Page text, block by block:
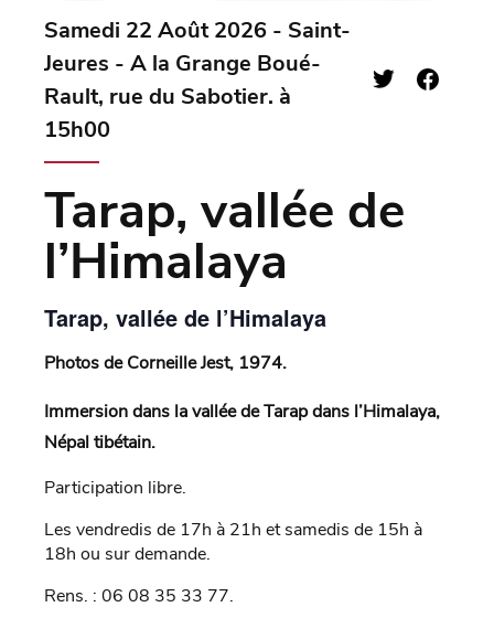
Samedi 22 Août 2026 - Saint-
Jeures - A la Grange Boué-
Rault, rue du Sabotier. à
15h00
Tarap, vallée de
l’Himalaya
Tarap, vallée de l’Himalaya
Photos de Corneille Jest, 1974.
Immersion dans la vallée de Tarap dans l’Himalaya,
Népal tibétain.
Participation libre.
Les vendredis de 17h à 21h et samedis de 15h à
18h ou sur demande.
Rens. : 06 08 35 33 77.